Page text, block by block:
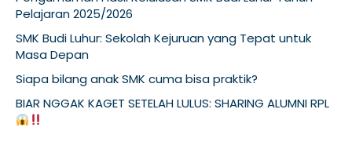
Pelajaran 2025/2026
SMK Budi Luhur: Sekolah Kejuruan yang Tepat untuk
Masa Depan
Siapa bilang anak SMK cuma bisa praktik?
BIAR NGGAK KAGET SETELAH LULUS: SHARING ALUMNI RPL